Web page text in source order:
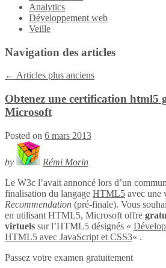
Analytics
Développement web
Veille
Navigation des articles
← Articles plus anciens
Obtenez une certification html5
Microsoft
Posted on 6 mars 2013
by
Rémi Morin
Le W3c l’avait annoncé lors d’un
finalisation du langage HTML5 avec une
Recommendation (pré-finale). Vous
en utilisant HTML5, Microsoft offre
virtuels sur l’HTML5 désignés «
HTML5 avec JavaScript et CSS3« .
Passez votre examen gratuitement